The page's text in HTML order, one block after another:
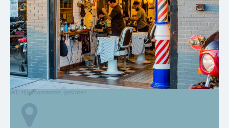
Wij zijn momenteel gesloten
Artistic Clipper